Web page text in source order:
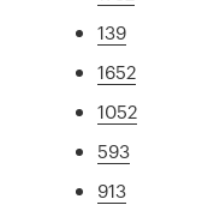
139
1652
1052
593
913